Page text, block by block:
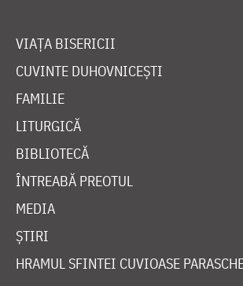
VIAȚA BISERICII
CUVINTE DUHOVNICEȘTI
FAMILIE
LITURGICĂ
BIBLIOTECĂ
ÎNTREABĂ PREOTUL
MEDIA
ȘTIRI
HRAMUL SFINTEI CUVIOASE